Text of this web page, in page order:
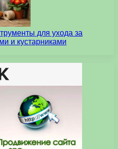
для ухода за
и кустарниками